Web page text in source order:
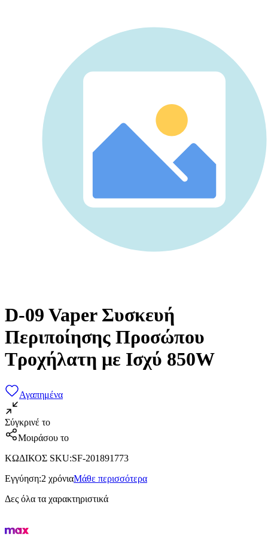
D-09 Vaper Συσκευή
Περιποίησης Προσώπου
Τροχήλατη με Ισχύ 850W
Αγαπημένα
Σύγκρινέ το
Μοιράσου το
ΚΩΔΙΚΟΣ SKU:SF-201891773
Εγγύηση:2 χρόνιαΜάθε περισσότερα
Δες όλα τα χαρακτηριστικά